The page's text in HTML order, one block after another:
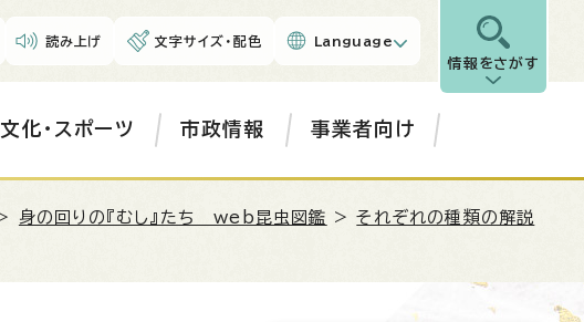
読み上げ 文字サイズ・配色 Language
情報をさがす
化・スポーツ 市政情報 事業者向け
身の回りの『むし』たち web昆虫図鑑 >それぞれの種類の解説